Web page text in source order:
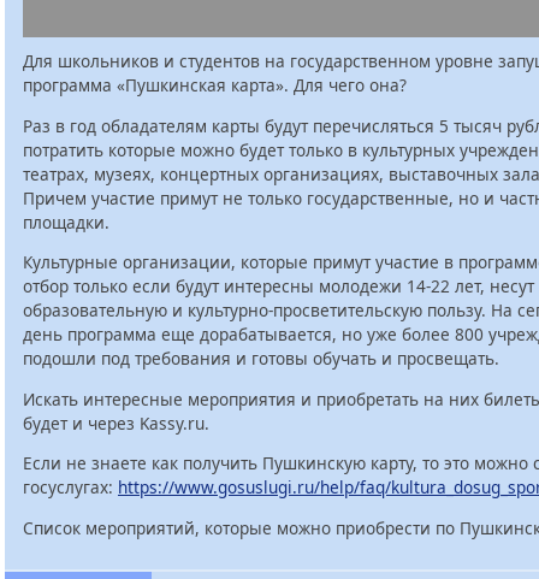
Для школьников и студентов на государственном уровне
программа «Пушкинская карта». Для чего она?
Раз в год обладателям карты будут перечисляться 5 тысяч
потратить которые можно будет только в культурных
театрах, музеях, концертных организациях, выставочных
Причем участие примут не только государственные, но и
площадки.
Культурные организации, которые примут участие в
отбор только если будут интересны молодежи 14-22 лет,
образовательную и культурно-просветительскую пользу. На
день программа еще дорабатывается, но уже более 800
подошли под требования и готовы обучать и просвещать.
Искать интересные мероприятия и приобретать на них
будет и через Kassy.ru.
Если не знаете как получить Пушкинскую карту, то это можно
госуслугах: https://www.gosuslugi.ru/help/faq/
Список мероприятий, которые можно приобрести по